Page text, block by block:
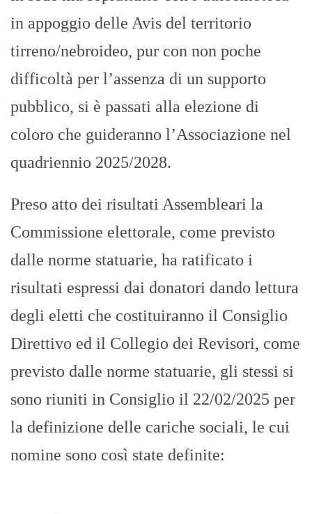
in appoggio delle Avis del territorio
tirreno/nebroideo, pur con non poche
difficoltà per l’assenza di un supporto
pubblico, si è passati alla elezione di
coloro che guideranno l’Associazione nel
quadriennio 2025/2028.
Preso atto dei risultati Assembleari la
Commissione elettorale, come previsto
dalle norme statuarie, ha ratificato i
risultati espressi dai donatori dando lettura
degli eletti che costituiranno il Consiglio
Direttivo ed il Collegio dei Revisori, come
previsto dalle norme statuarie, gli stessi si
sono riuniti in Consiglio il 22/02/2025 per
la definizione delle cariche sociali, le cui
nomine sono così state definite: